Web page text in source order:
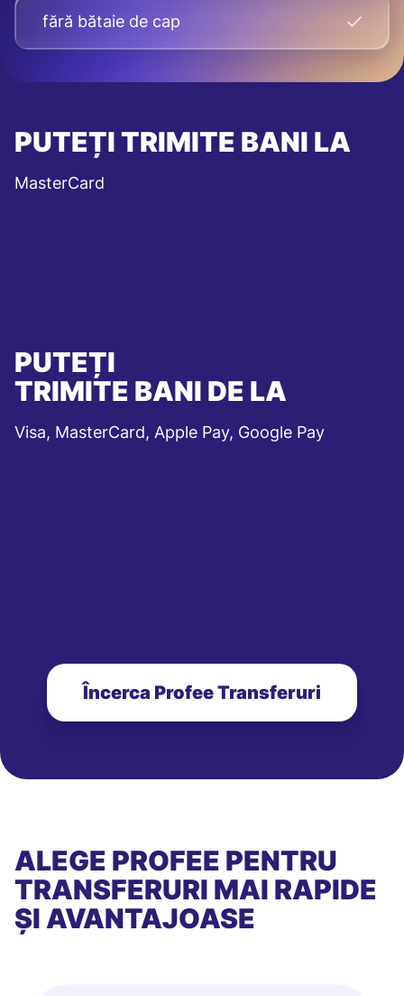
fără bătaie de cap
PUTEȚI TRIMITE BANI LA
MasterCard
PUTEȚI
TRIMITE BANI DE LA
Visa, MasterCard, Apple Pay, Google Pay
Încerca Profee Transferuri
ALEGE PROFEE PENTRU
TRANSFERURI MAI RAPIDE
ȘI AVANTAJOASE